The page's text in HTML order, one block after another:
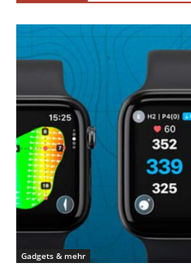
Gadgets & mehr